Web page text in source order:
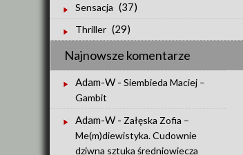
Sensacja (37)
Thriller (29)
Najnowsze komentarze
Adam-W - Siembieda Maciej –
Gambit
Adam-W - Załęska Zofia –
Me(m)diewistyka. Cudownie
dziwna sztuka średniowiecza